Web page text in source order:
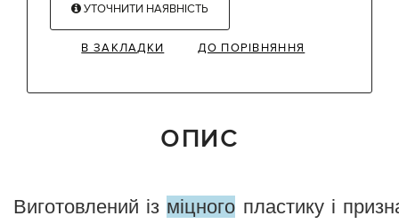
УТОЧНИТИ НАЯВНІСТЬ
В ЗАКЛАДКИ ДО ПОРІВНЯННЯ
ОПИС
Виготовлений із міцного пластику і